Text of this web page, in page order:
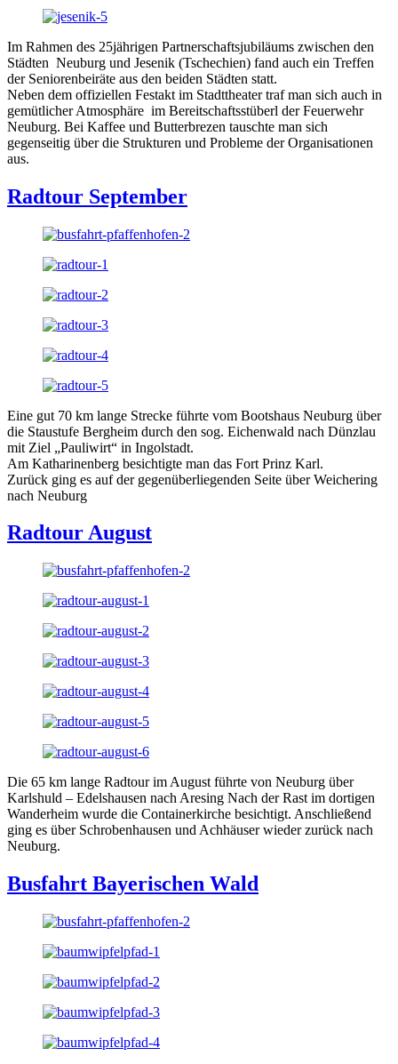
Im Rahmen des 25jährigen Partnerschaftsjubiläums zwischen den
Städten Neuburg und Jesenik (Tschechien) fand auch ein Treffen
der Seniorenbeiräte aus den beiden Städten statt.
Neben dem offiziellen Festakt im Stadttheater traf man sich auch in
gemütlicher Atmosphäre im Bereitschaftsstüberl der Feuerwehr
Neuburg. Bei Kaffee und Butterbrezen tauschte man sich
gegenseitig über die Strukturen und Probleme der Organisationen
aus.
Radtour September
Eine gut 70 km lange Strecke führte vom Bootshaus Neuburg über
die Staustufe Bergheim durch den sog. Eichenwald nach Dünzlau
mit Ziel „Pauliwirt“ in Ingolstadt.
Am Katharinenberg besichtigte man das Fort Prinz Karl.
Zurück ging es auf der gegenüberliegenden Seite über Weichering
nach Neuburg
Radtour August
Die 65 km lange Radtour im August führte von Neuburg über
Karlshuld – Edelshausen nach Aresing Nach der Rast im dortigen
Wanderheim wurde die Containerkirche besichtigt. Anschließend
ging es über Schrobenhausen und Achhäuser wieder zurück nach
Neuburg.
Busfahrt Bayerischen Wald